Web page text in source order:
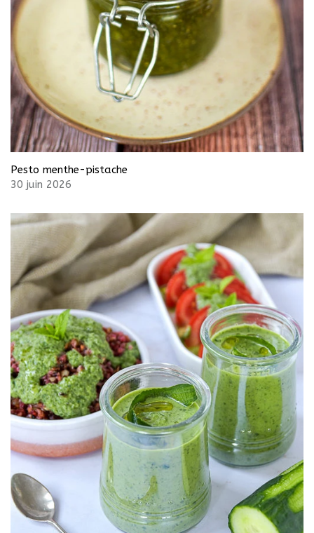
Pesto menthe-pistache
30 juin 2026